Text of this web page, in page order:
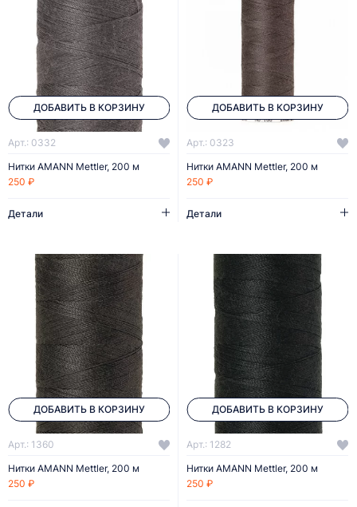
ДОБАВИТЬ В КОРЗИНУ
Арт.: 0332
Нитки AMANN Mettler, 200 м
250 ₽
Детали
ДОБАВИТЬ В КОРЗИНУ
Арт.: 0323
Нитки AMANN Mettler, 200 м
250 ₽
Детали
ДОБАВИТЬ В КОРЗИНУ
Арт.: 1360
Нитки AMANN Mettler, 200 м
250 ₽
ДОБАВИТЬ В КОРЗИНУ
Арт.: 1282
Нитки AMANN Mettler, 200 м
250 ₽